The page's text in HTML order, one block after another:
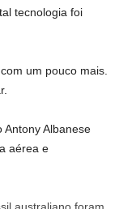
tecnologia foi
um pouco mais.
Albanese
aérea e